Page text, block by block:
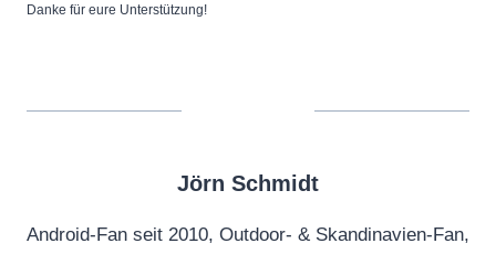
Danke für eure Unterstützung!
Jörn Schmidt
Android-Fan seit 2010, Outdoor- & Skandinavien-Fan,